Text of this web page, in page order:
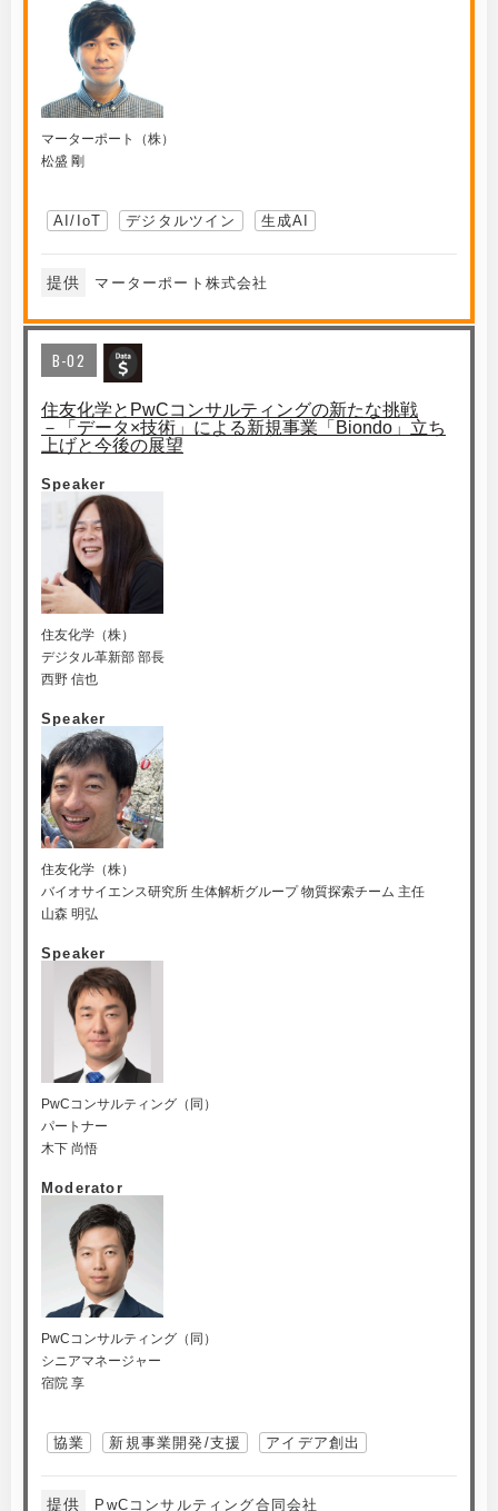
マーターポート（株）
松盛 剛
AI/IoT デジタルツイン 生成AI
提供 マーターポート株式会社
B-02
住友化学とPwCコンサルティングの新たな挑戦
－「データ×技術」による新規事業「Biondo」立ち
上げと今後の展望
Speaker
住友化学（株）
デジタル革新部 部長
西野 信也
Speaker
住友化学（株）
バイオサイエンス研究所 生体解析グループ 物質探索チーム 主任
山森 明弘
Speaker
PwCコンサルティング（同）
パートナー
木下 尚悟
Moderator
PwCコンサルティング（同）
シニアマネージャー
宿院 享
協業 新規事業開発/支援 アイデア創出
提供 PwCコンサルティング合同会社